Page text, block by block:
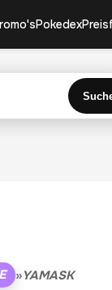
Pokedex
»YAMASK